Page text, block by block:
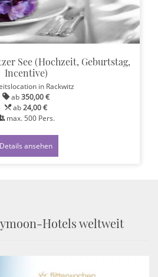
See (Hochzeit, Geburtstag,
Incentive)
in Rackwitz
ab350,00 €
ab24,00 €
max. 500Pers.
Details ansehen
Hotels weltweit